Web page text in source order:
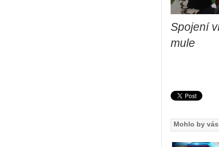
Spo­je­ní
mu­le
Mohlo by